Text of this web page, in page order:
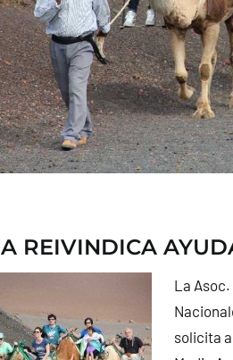
REIVINDICA
La
solicita